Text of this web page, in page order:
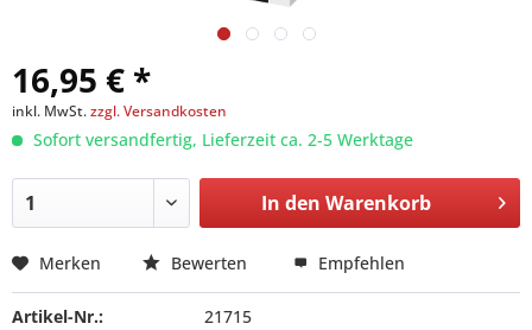
16,95 € *
inkl. MwSt.zzgl. Versandkosten
Sofort versandfertig, Lieferzeit ca. 2-5 Werktage
In den Warenkorb
Merken Bewerten Empfehlen
Artikel-Nr.: 21715